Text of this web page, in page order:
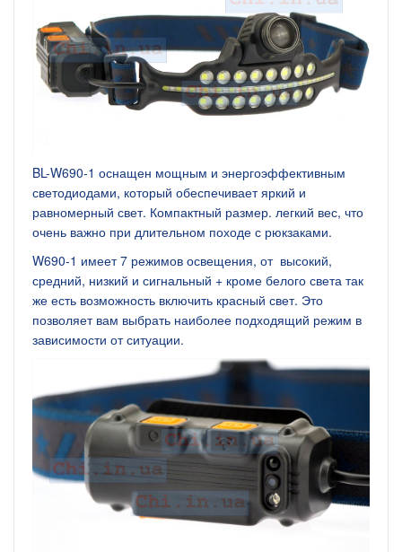
BL-W690-1 оснащен мощным и энергоэффективным
светодиодами, который обеспечивает яркий и
равномерный свет. Компактный размер. легкий вес, что
очень важно при длительном походе с рюкзаками.
W690-1 имеет 7 режимов освещения, от высокий,
средний, низкий и сигнальный + кроме белого света так
же есть возможность включить красный свет. Это
позволяет вам выбрать наиболее подходящий режим в
зависимости от ситуации.